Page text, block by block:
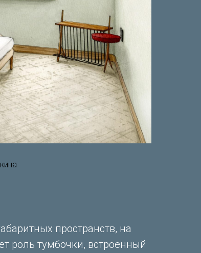
пространств, на
роль тумбочки, встроенный